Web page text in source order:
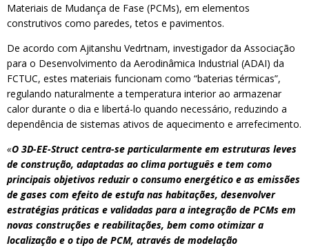
Materiais de Mudança de Fase (PCMs), em elementos
construtivos como paredes, tetos e pavimentos.
De acordo com Ajitanshu Vedrtnam, investigador da Associação
para o Desenvolvimento da Aerodinâmica Industrial (ADAI) da
FCTUC, estes materiais funcionam como “baterias térmicas”,
regulando naturalmente a temperatura interior ao armazenar
calor durante o dia e libertá-lo quando necessário, reduzindo a
dependência de sistemas ativos de aquecimento e arrefecimento.
«O 3D-EE-Struct centra-se particularmente em estruturas leves
de construção, adaptadas ao clima português e tem como
principais objetivos reduzir o consumo energético e as emissões
de gases com efeito de estufa nas habitações, desenvolver
estratégias práticas e validadas para a integração de PCMs em
novas construções e reabilitações, bem como otimizar a
localização e o tipo de PCM, através de modelação